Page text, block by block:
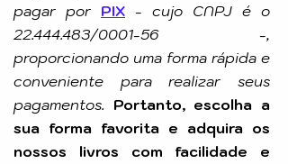
pagar por PIX - cujo CNPJ é o
22.444.483/0001-56 -,
proporcionando uma forma rápida e
conveniente para realizar seus
pagamentos. Portanto, escolha a
sua forma favorita e adquira os
nossos livros com facilidade e